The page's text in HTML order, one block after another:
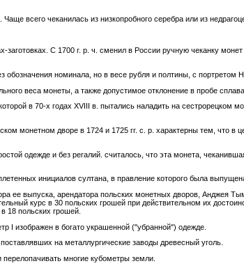
всего чеканилась из низкопробного серебра или из
С 1700 г. р. ч. сменил в России ручную чеканку
обозначения номинала, но в весе рубля и полтины, с портретом
веса монеты, а также допустимое отклонение в пробе
в 70-х годах XVIII в. пытались наладить на сестрорецком
монетном дворе в 1724 и 1725 гг. с. р. характерны тем, что
одежде и без регалий. считалось, что эта монета,
инициалов султана, в правление которого была
ее выпуска, арендатора польских монетных дворов, Анджея
курс в 30 польских грошей при действительном их
18 польских грошей.
I изображен в богато украшенной ("убранной") одежде.
на металлургические заводы древесный уголь.
многие кубометры земли.